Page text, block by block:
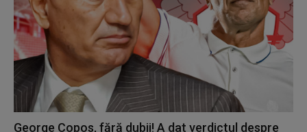
George Copos, fără dubii! A dat verdictul despre